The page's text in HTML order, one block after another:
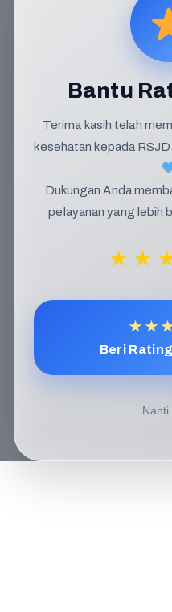
Bantu
Terima kasih telah
kesehatan kepada
Dukungan Anda
pelayanan yang lebih
Beri
Nanti